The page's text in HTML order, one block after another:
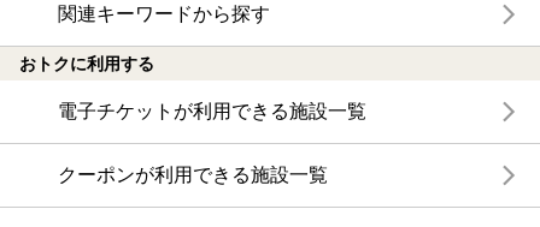
関連キーワードから探す
おトクに利用する
電子チケットが利用できる施設一覧
クーポンが利用できる施設一覧